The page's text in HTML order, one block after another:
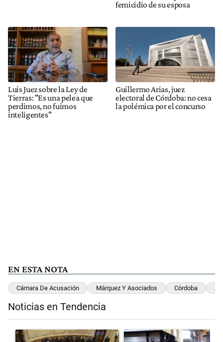
femicidio de su esposa
Luis Juez sobre la Ley de
Tierras: "Es una pelea que
perdimos, no fuimos
inteligentes"
Guillermo Arias, juez
electoral de Córdoba: no cesa
la polémica por el concurso
EN ESTA NOTA
Cámara De Acusación Márquez Y Asociados Córdoba
Noticias en Tendencia
Un artículo de tendencia con el título "El Senado dio media sanción
Un artículo de tendencia con el